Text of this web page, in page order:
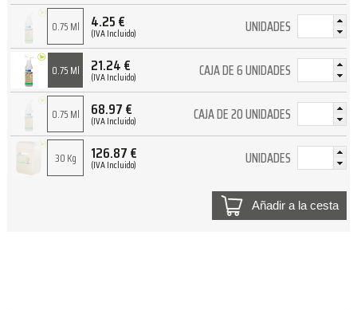
0.75 Ml 4.25€
(IVA Incluido) UNIDADES
0.75 Ml 21.24€
(IVA Incluido) CAJA DE 6 UNIDADES
0.75 Ml 68.97€
(IVA Incluido) CAJA DE 20 UNIDADES
30 Kg 126.87€
(IVA Incluido) UNIDADES
Añadir a la cesta